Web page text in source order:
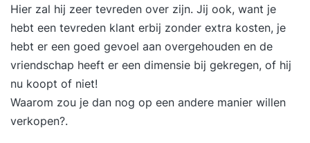
Hier zal hij zeer tevreden over zijn. Jij ook, want je
hebt een tevreden klant erbij zonder extra kosten, je
hebt er een goed gevoel aan overgehouden en de
vriendschap heeft er een dimensie bij gekregen, of hij
nu koopt of niet!
Waarom zou je dan nog op een andere manier willen
verkopen?.